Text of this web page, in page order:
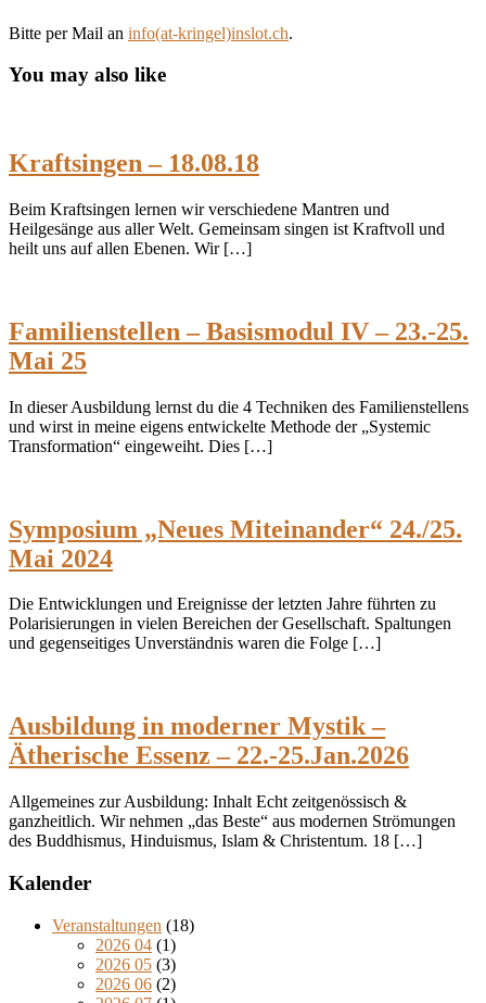
Bitte per Mail an info(at-kringel)inslot.ch.
You may also like
Kraftsingen – 18.08.18
Beim Kraftsingen lernen wir verschiedene Mantren und
Heilgesänge aus aller Welt. Gemeinsam singen ist Kraftvoll und
heilt uns auf allen Ebenen. Wir […]
Familienstellen – Basismodul IV – 23.-25.
Mai 25
In dieser Ausbildung lernst du die 4 Techniken des Familienstellens
und wirst in meine eigens entwickelte Methode der „Systemic
Transformation“ eingeweiht. Dies […]
Symposium „Neues Miteinander“ 24./25.
Mai 2024
Die Entwicklungen und Ereignisse der letzten Jahre führten zu
Polarisierungen in vielen Bereichen der Gesellschaft. Spaltungen
und gegenseitiges Unverständnis waren die Folge […]
Ausbildung in moderner Mystik –
Ätherische Essenz – 22.-25.Jan.2026
Allgemeines zur Ausbildung: Inhalt Echt zeitgenössisch &
ganzheitlich. Wir nehmen „das Beste“ aus modernen Strömungen
des Buddhismus, Hinduismus, Islam & Christentum. 18 […]
Kalender
Veranstaltungen (18)
2026 04 (1)
2026 05 (3)
2026 06 (2)